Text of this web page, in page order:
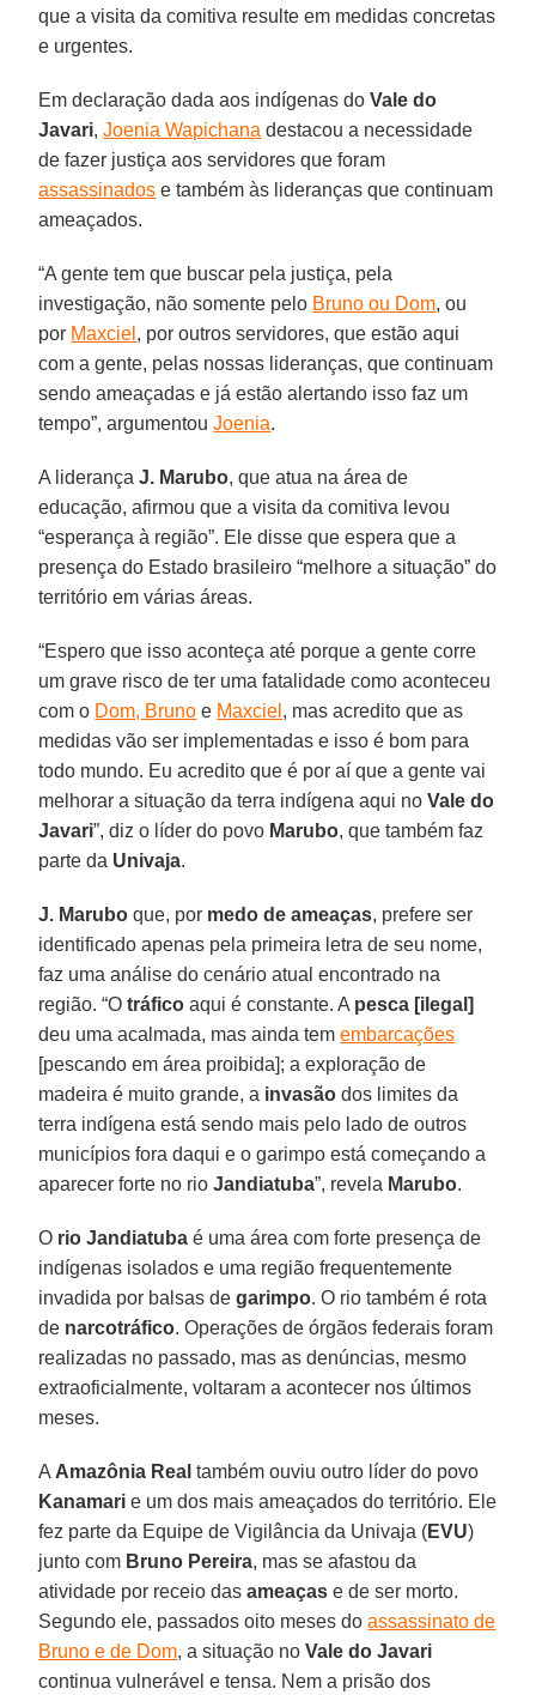
que a visita da comitiva resulte em medidas concretas
e urgentes.
Em declaração dada aos indígenas doVale do
Javari,Joenia Wapichana destacou a necessidade
de fazer justiça aos servidores que foram
assassinados e também às lideranças que continuam
ameaçados.
“A gente tem que buscar pela justiça, pela
investigação, não somente pelo Bruno ou Dom, ou
por Maxciel , por outros servidores, que estão aqui
com a gente, pelas nossas lideranças, que continuam
sendo ameaçadas e já estão alertando isso faz um
tempo”, argumentouJoenia.
A liderançaJ. Marubo, que atua na área de
educação, afirmou que a visita da comitiva levou
“esperança à região”. Ele disse que espera que a
presença do Estado brasileiro “melhore a situação” do
território em várias áreas.
“Espero que isso aconteça até porque a gente corre
um grave risco de ter uma fatalidade como aconteceu
com o Dom, Bruno e Maxciel , mas acredito que as
medidas vão ser implementadas e isso é bom para
todo mundo. Eu acredito que é por aí que a gente vai
melhorar a situação da terra indígena aqui noVale do
Javari”, diz o líder do povo Marubo, que também faz
parte da Univaja.
J. Marubo que, por medo de ameaças, prefere ser
identificado apenas pela primeira letra de seu nome,
faz uma análise do cenário atual encontrado na
região. “Otráfico aqui é constante. A pesca [ilegal]
deu uma acalmada, mas ainda temembarcações
[pescando em área proibida]; a exploração de
madeira é muito grande, a invasão dos limites da
terra indígena está sendo mais pelo lado de outros
municípios fora daqui e o garimpo está começando a
aparecer forte no rioJandiatuba”, revela Marubo.
O rio Jandiatuba é uma área com forte presença de
indígenas isolados e uma região frequentemente
invadida por balsas degarimpo. O rio também é rota
de narcotráfico. Operações de órgãos federais foram
realizadas no passado, mas as denúncias, mesmo
extraoficialmente, voltaram a acontecer nos últimos
meses.
A Amazônia Real também ouviu outro líder do povo
Kanamari e um dos mais ameaçados do território. Ele
fez parte da Equipe de Vigilância da Univaja (EVU)
junto com Bruno Pereira, mas se afastou da
atividade por receio dasameaças e de ser morto.
Segundo ele, passados oito meses doassassinato de
Bruno e de Dom, a situação noVale do Javari
continua vulnerável e tensa. Nem a prisão dos